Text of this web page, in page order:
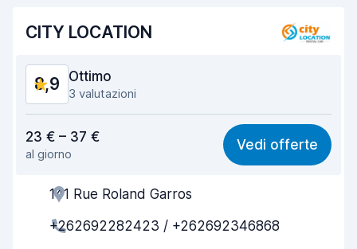
CITY LOCATION
8,9 Ottimo
3 valutazioni
9,1
Facile da trovare 8,3
Gentilezza degli agenti
Rapidità del ritiro
23 € – 37 €
al giorno
Vedi offerte
141 Rue Roland Garros
+262692282423 / +262692346868